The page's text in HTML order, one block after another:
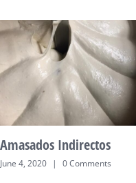
La Foccaccia
June 4, 2020 | 0 Comments